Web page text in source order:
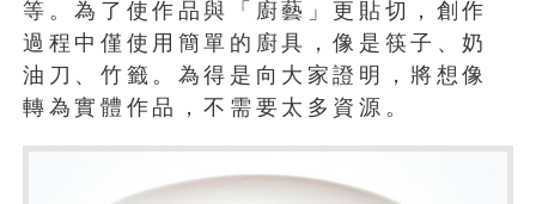
等。為了使作品與「廚藝」更貼切，創作
過程中僅使用簡單的廚具，像是筷子、奶
油刀、竹籤。為得是向大家證明，將想像
轉為實體作品，不需要太多資源。